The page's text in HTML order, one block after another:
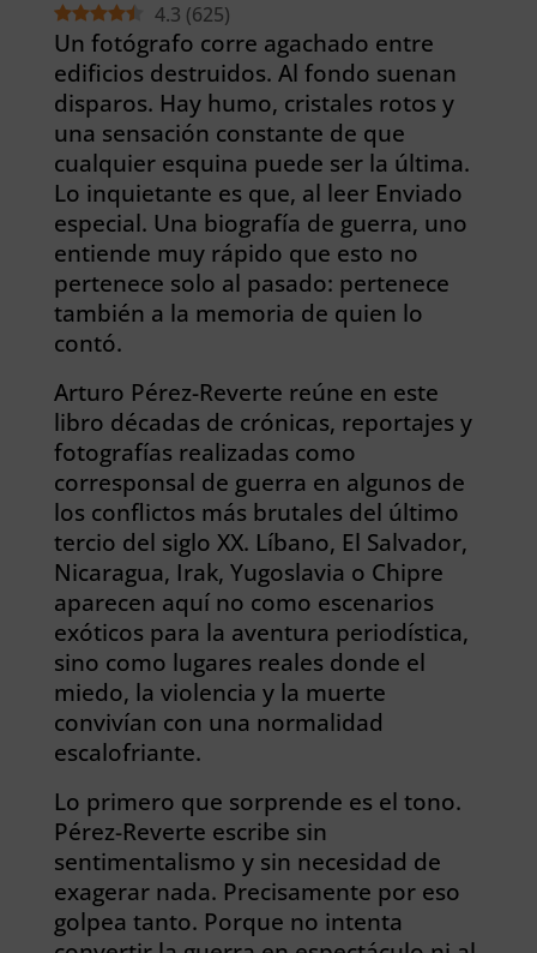
4.3 (625)
Un fotógrafo corre agachado entre
edificios destruidos. Al fondo suenan
disparos. Hay humo, cristales rotos y
una sensación constante de que
cualquier esquina puede ser la última.
Lo inquietante es que, al leer Enviado
especial. Una biografía de guerra, uno
entiende muy rápido que esto no
pertenece solo al pasado: pertenece
también a la memoria de quien lo
contó.
Arturo Pérez-Reverte reúne en este
libro décadas de crónicas, reportajes y
fotografías realizadas como
corresponsal de guerra en algunos de
los conflictos más brutales del último
tercio del siglo XX. Líbano, El Salvador,
Nicaragua, Irak, Yugoslavia o Chipre
aparecen aquí no como escenarios
exóticos para la aventura periodística,
sino como lugares reales donde el
miedo, la violencia y la muerte
convivían con una normalidad
escalofriante.
Lo primero que sorprende es el tono.
Pérez-Reverte escribe sin
sentimentalismo y sin necesidad de
exagerar nada. Precisamente por eso
golpea tanto. Porque no intenta